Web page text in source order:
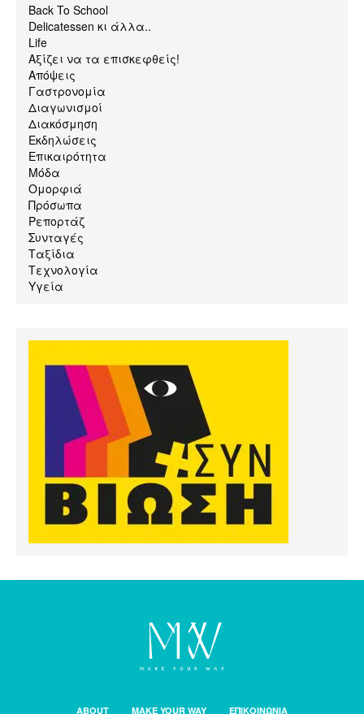
Back To School
Delicatessen κι άλλα..
Life
Αξίζει να τα επισκεφθείς!
Απόψεις
Γαστρονομία
Διαγωνισμοί
Διακόσμηση
Εκδηλώσεις
Επικαιρότητα
Μόδα
Ομορφιά
Πρόσωπα
Ρεπορτάζ
Συνταγές
Ταξίδια
Τεχνολογία
Υγεία
ABOUT MAKE YOUR WAY ΕΠΙΚΟΙΝΩΝΙΑ